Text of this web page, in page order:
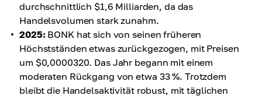
durchschnittlich $1,6 Milliarden, da das
Handelsvolumen stark zunahm.
2025: BONK hat sich von seinen früheren
Höchstständen etwas zurückgezogen, mit Preisen
um $0,0000320. Das Jahr begann mit einem
moderaten Rückgang von etwa 33 %. Trotzdem
bleibt die Handelsaktivität robust, mit täglichen